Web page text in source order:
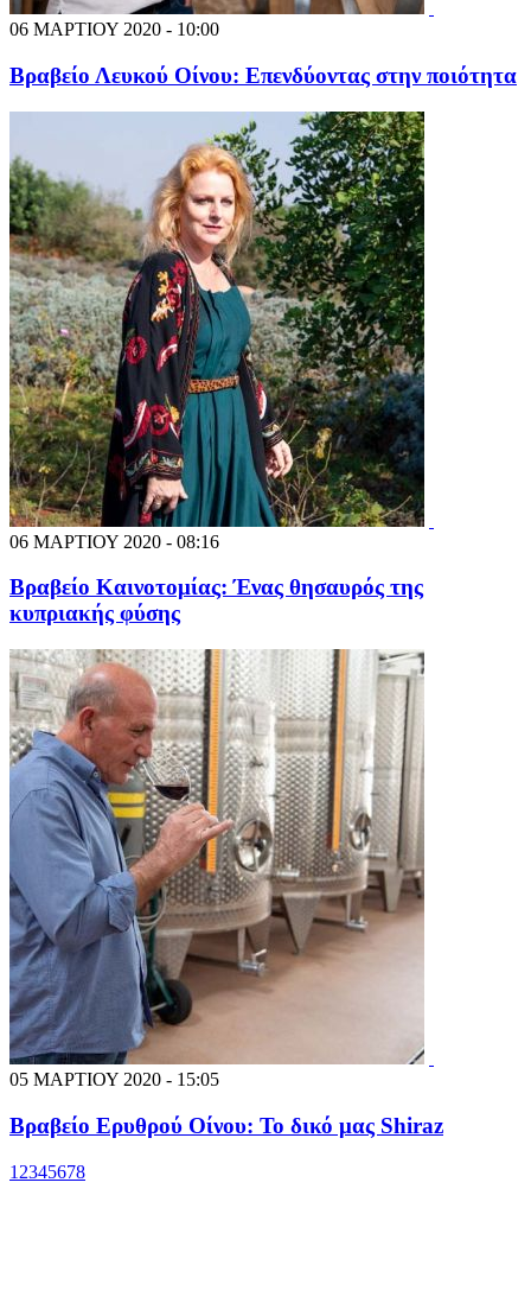
06 ΜΑΡΤΙΟΥ 2020 - 10:00
Βραβείο Λευκού Οίνου: Επενδύοντας στην ποιότητα
06 ΜΑΡΤΙΟΥ 2020 - 08:16
Βραβείο Καινοτομίας: Ένας θησαυρός της
κυπριακής φύσης
05 ΜΑΡΤΙΟΥ 2020 - 15:05
Βραβείο Ερυθρού Οίνου: Το δικό μας Shiraz
1 2345678